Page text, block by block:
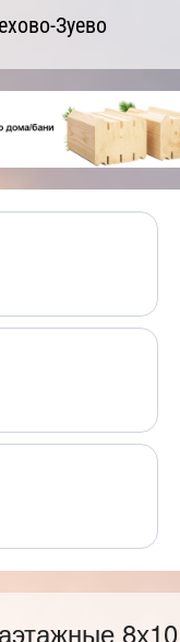
Зуево
8х10